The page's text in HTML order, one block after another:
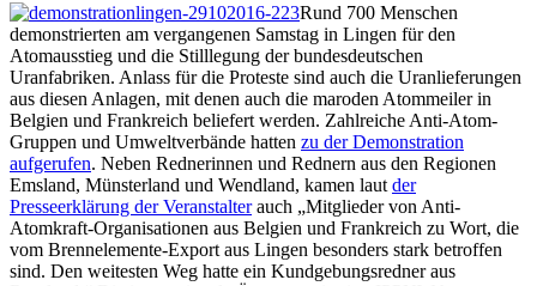
Rund 700 Menschen
demonstrierten am vergangenen Samstag in Lingen für den
Atomausstieg und die Stilllegung der bundesdeutschen
Uranfabriken. Anlass für die Proteste sind auch die Uranlieferungen
aus diesen Anlagen, mit denen auch die maroden Atommeiler in
Belgien und Frankreich beliefert werden. Zahlreiche Anti-Atom-
Gruppen und Umweltverbände hatten zu der Demonstration
aufgerufen. Neben Rednerinnen und Rednern aus den Regionen
Emsland, Münsterland und Wendland, kamen laut der
Presseerklärung der Veranstalterauch „Mitglieder von Anti-
Atomkraft-Organisationen aus Belgien und Frankreich zu Wort, die
vom Brennelemente-Export aus Lingen besonders stark betroffen
sind. Den weitesten Weg hatte ein Kundgebungsredner aus